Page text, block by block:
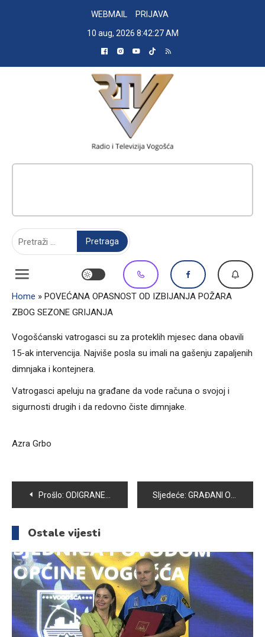
WEBMAIL
PRIJAVA
10 aug, 2026 8:42:28 AM
Home » POVEĆANA OPASNOST OD IZBIJANJA POŽARA
ZBOG SEZONE GRIJANJA
Vogošćanski vatrogasci su za proteklih mjesec dana obavili
15-ak intervencija. Najviše posla su imali na gašenju zapaljenih
dimnjaka i kontejnera.
Vatrogasci apeluju na građane da vode računa o svojoj i
sigurnosti drugih i da redovno čiste dimnjake.
Azra Grbo
Navigacija
članaka
Prošlo: ODIGRANE UTAKMICE 9. KOLA MALONOGOMETNE LIGE VETERANA VOGOŠĆA 2015/2016 Sljedeće: GRAĐANI OTPAD ODLAŽU NESELEKTIVNO
Ostale vijesti